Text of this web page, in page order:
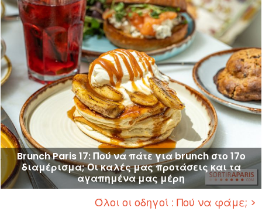
Brunch Paris 17: Πού να πάτε για brunch στο 17ο
διαμέρισμα; Οι καλές μας προτάσεις και τα
αγαπημένα μας μέρη
Όλοι οι οδηγοί : Πού να φάμε; >